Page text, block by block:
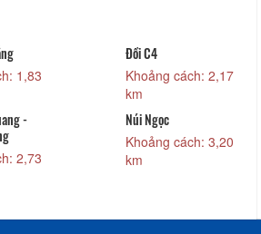
cách: 2,17
Ngọc
cách: 3,20
Khoảng
Chùa Thanh Hà